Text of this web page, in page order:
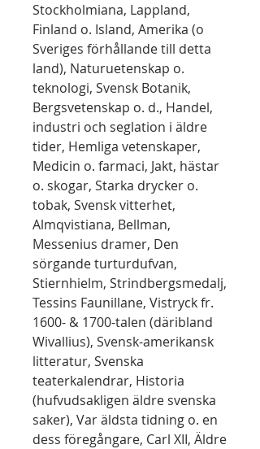
Stockholmiana, Lappland,
Finland o. Island, Amerika (o
Sveriges förhållande till detta
land), Naturuetenskap o.
teknologi, Svensk Botanik,
Bergsvetenskap o. d., Handel,
industri och seglation i äldre
tider, Hemliga vetenskaper,
Medicin o. farmaci, Jakt, hästar
o. skogar, Starka drycker o.
tobak, Svensk vitterhet,
Almqvistiana, Bellman,
Messenius dramer, Den
sörgande turturdufvan,
Stiernhielm, Strindbergsmedalj,
Tessins Faunillane, Vistryck fr.
1600- & 1700-talen (däribland
Wivallius), Svensk-amerikansk
litteratur, Svenska
teaterkalendrar, Historia
(hufvudsakligen äldre svenska
saker), Var äldsta tidning o. en
dess föregångare, Carl XII, Äldre